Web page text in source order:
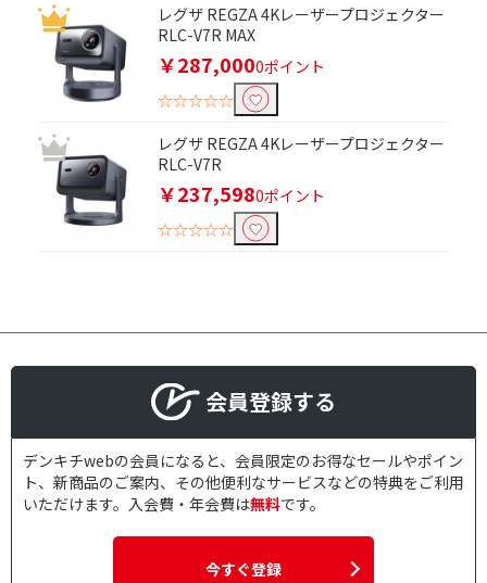
レグザ REGZA 4Kレーザープロジェクター
RLC-V7R MAX
￥287,0000ポイント
☆☆☆☆☆
レグザ REGZA 4Kレーザープロジェクター
RLC-V7R
￥237,5980ポイント
☆☆☆☆☆
会員登録する
デンキチwebの会員になると、会員限定のお得なセールやポイン
ト、新商品のご案内、その他便利なサービスなどの特典をご利用
いただけます。入会費・年会費は無料です。
今すぐ登録